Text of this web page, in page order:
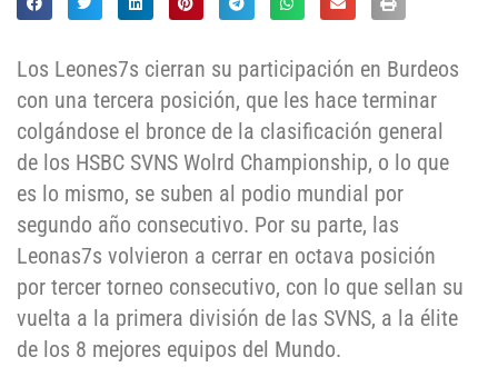
Los Leones7s cierran su participación en Burdeos
con una tercera posición, que les hace terminar
colgándose el bronce de la clasificación general
de los HSBC SVNS Wolrd Championship, o lo que
es lo mismo, se suben al podio mundial por
segundo año consecutivo. Por su parte, las
Leonas7s volvieron a cerrar en octava posición
por tercer torneo consecutivo, con lo que sellan su
vuelta a la primera división de las SVNS, a la élite
de los 8 mejores equipos del Mundo.